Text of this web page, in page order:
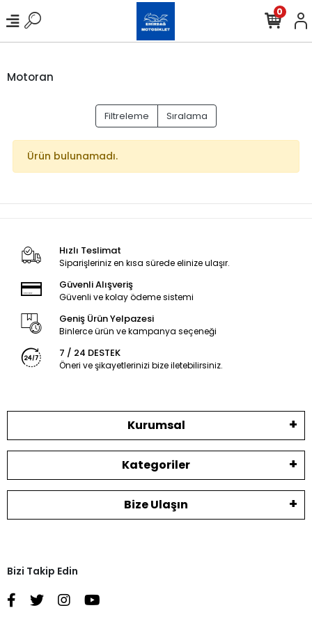
0
Motoran
Filtreleme Sıralama
Ürün bulunamadı.
Hızlı Teslimat
Siparişleriniz en kısa sürede elinize ulaşır.
Güvenli Alışveriş
Güvenli ve kolay ödeme sistemi
Geniş Ürün Yelpazesi
Binlerce ürün ve kampanya seçeneği
7 / 24 DESTEK
Öneri ve şikayetlerinizi bize iletebilirsiniz.
Kurumsal
Kategoriler
Bize Ulaşın
Bizi Takip Edin